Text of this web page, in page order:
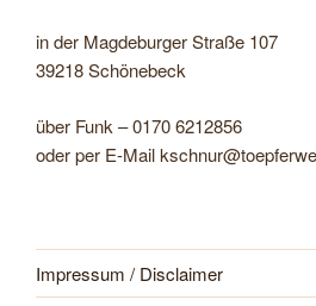
in der Magdeburger Straße 107
39218 Schönebeck
über Funk – 0170 6212856
oder per E-Mail
Impressum / Disclaimer